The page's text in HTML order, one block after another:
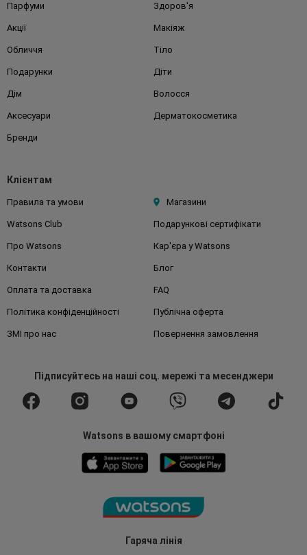
Гаряча лінія
Парфуми Здоров'я
Акції Макіяж
Обличчя Тіло
Подарунки Діти
Дім Волосся
Аксесуари Дерматокосметика
Бренди
Клієнтам
Правила та умови Магазини
Watsons Club Подарункові сертифікати
Про Watsons Кар'єра у Watsons
Контакти Блог
Оплата та доставка FAQ
Політика конфіденційності Публічна оферта
ЗМІ про нас Повернення замовлення
Підписуйтесьна наші соц. мережі та месенджери
Watsons в вашому смартфоні